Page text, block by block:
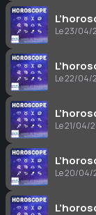
Le 23/04/
Le 22/04/
Le 21/04/
Le 20/04/